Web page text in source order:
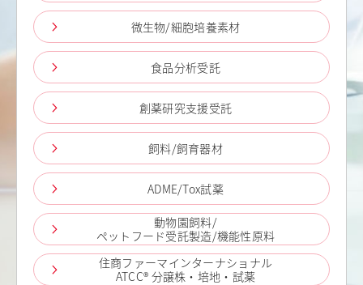
微生物/細胞培養素材
食品分析受託
創薬研究支援受託
飼料/飼育器材
ADME/Tox試薬
動物園飼料/
ペットフード受託製造/機能性原料
住商ファーマインターナショナル
ATCC® 分譲株・培地・試薬